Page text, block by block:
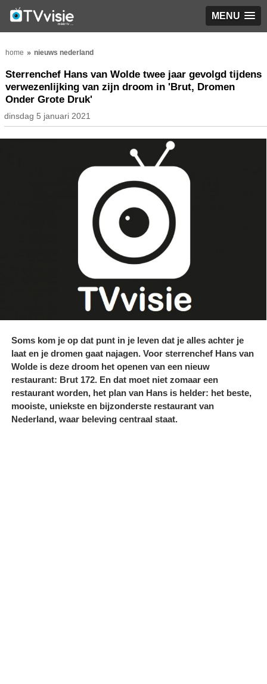
MENU
home nieuws nederland
Sterrenchef Hans van Wolde twee jaar gevolgd tijdens
verwezenlijking van zijn droom in 'Brut, Dromen
Onder Grote Druk'
dinsdag 5 januari 2021
Soms kom je op dat punt in je leven dat je alles achter je
laat en je dromen gaat najagen. Voor sterrenchef Hans van
Wolde is deze droom het openen van een nieuw
restaurant: Brut 172. En dat moet niet zomaar een
restaurant worden, het plan van Hans is helder: het beste,
mooiste, uniekste en bijzonderste restaurant van
Nederland, waar beleving centraal staat.